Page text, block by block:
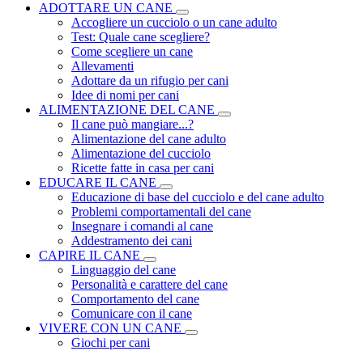
ADOTTARE UN CANE
Accogliere un cucciolo o un cane adulto
Test: Quale cane scegliere?
Come scegliere un cane
Allevamenti
Adottare da un rifugio per cani
Idee di nomi per cani
ALIMENTAZIONE DEL CANE
Il cane può mangiare...?
Alimentazione del cane adulto
Alimentazione del cucciolo
Ricette fatte in casa per cani
EDUCARE IL CANE
Educazione di base del cucciolo e del cane adulto
Problemi comportamentali del cane
Insegnare i comandi al cane
Addestramento dei cani
CAPIRE IL CANE
Linguaggio del cane
Personalità e carattere del cane
Comportamento del cane
Comunicare con il cane
VIVERE CON UN CANE
Giochi per cani